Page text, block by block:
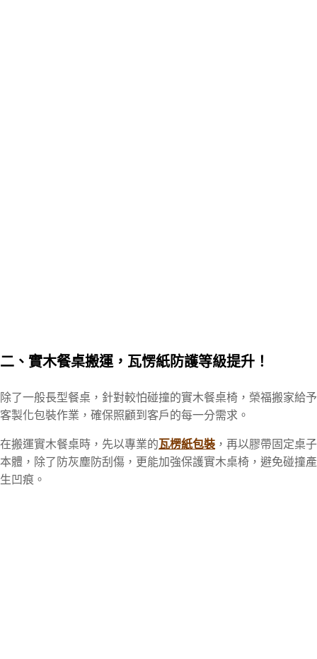
二、實木餐桌搬運，瓦愣紙防護等級提升！
除了一般長型餐桌，針對較怕碰撞的實木餐桌椅，榮福搬家給予
客製化包裝作業，確保照顧到客戶的每一分需求。
在搬運實木餐桌時，先以專業的瓦楞紙包裝 ，再以膠帶固定桌子
本體，除了防灰塵防刮傷，更能加強保護實木桌椅，避免碰撞產
生凹痕。